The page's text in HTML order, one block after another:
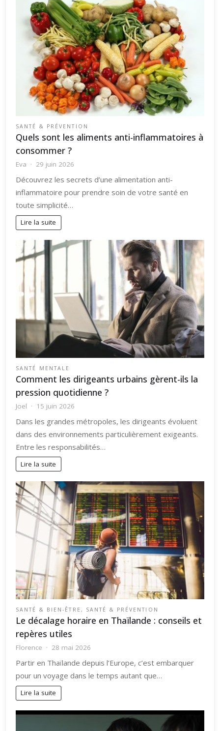
SANTÉ & PRÉVENTION
Quels sont les aliments anti-inflammatoires à
consommer ?
Eva 29 juin 2026
Découvrez les secrets d’une alimentation anti-
inflammatoire pour prendre soin de votre santé en
toute simplicité…
Lire la suite
SANTÉ MENTALE
Comment les dirigeants urbains gèrent-ils la
pression quotidienne ?
Joel 15 juin 2026
Dans les grandes métropoles, les dirigeants évoluent
dans des environnements particulièrement exigeants.
Entre les responsabilités…
Lire la suite
SANTÉ & BIEN-ÊTRE, SANTÉ & PRÉVENTION
Le décalage horaire en Thaïlande : conseils et
repères utiles
Florence 28 mai 2026
Partir en Thaïlande depuis l’Europe, c’est embarquer
pour un voyage dans le temps autant que…
Lire la suite